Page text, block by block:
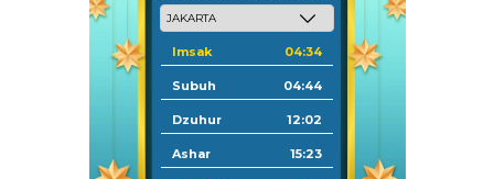
Imsak 04:34
Subuh 04:44
Dzuhur 12:02
Ashar 15:23